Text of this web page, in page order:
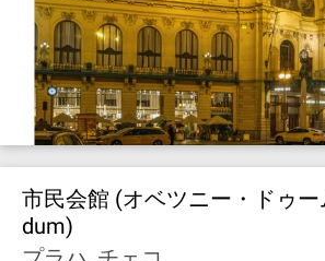
市民会館 (オベツニー・ドゥ
dum)